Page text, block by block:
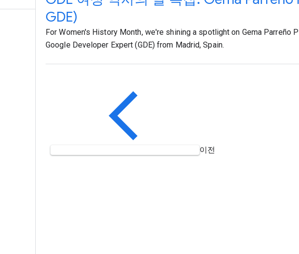
GDE)
For Women's History Month, we're shining a spotlight on Gema Parreño
Google Developer Expert (GDE) from Madrid, Spain.
이전